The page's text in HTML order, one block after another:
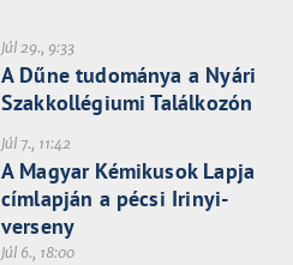
Júl 29., 9:33
A Dűne tudománya a Nyári
Szakkollégiumi Találkozón
Júl 7., 11:42
A Magyar Kémikusok Lapja
címlapján a pécsi Irinyi-
verseny
Júl 6., 18:00